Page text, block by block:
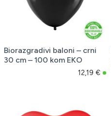
Biorazgradivi baloni – crni
30 cm – 100 kom EKO
12,19 €